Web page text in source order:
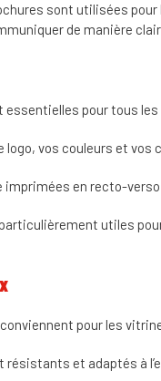
sont utilisées
de manière
essentielles pour tous
logo, vos couleurs et vos
imprimées en recto-
utiles
pour les
et adaptés à